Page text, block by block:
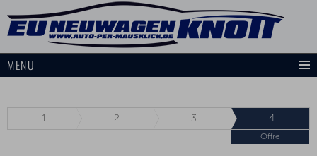
MENU
1. 2. 3. 4.
Offre